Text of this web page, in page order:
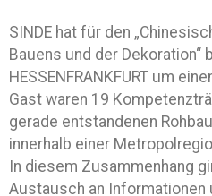
SINDE hat für den
Bauens und der Dekoration“
HESSENFRANKFURT um
Gast waren 19
gerade entstandenen
innerhalb einer
In diesem Zusammenhang
Austausch an Informationen